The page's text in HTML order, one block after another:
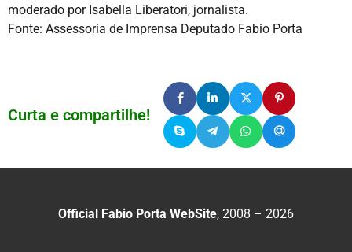
moderado por Isabella Liberatori, jornalista.
Fonte: Assessoria de Imprensa Deputado Fabio Porta
Curta e compartilhe!
Official Fabio Porta WebSite, 2008 – 2026